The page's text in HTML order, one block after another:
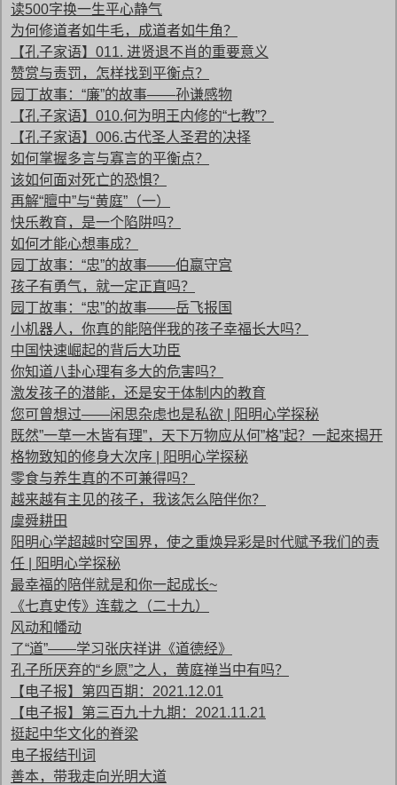
读500字换一生平心静气
为何修道者如牛毛，成道者如牛角？
【孔子家语】011. 进贤退不肖的重要意义
赞赏与责罚，怎样找到平衡点？
园丁故事：“廉”的故事——孙谦感物
【孔子家语】010.何为明王内修的“七教”？
【孔子家语】006.古代圣人圣君的决择
如何掌握多言与寡言的平衡点？
该如何面对死亡的恐惧？
再解“膻中”与“黄庭”（一）
快乐教育，是一个陷阱吗？
如何才能心想事成？
园丁故事：“忠”的故事——伯嬴守宫
孩子有勇气，就一定正直吗？
园丁故事：“忠”的故事——岳飞报国
小机器人，你真的能陪伴我的孩子幸福长大吗？
中国快速崛起的背后大功臣
你知道八卦心理有多大的危害吗？
激发孩子的潜能，还是安于体制内的教育
您可曾想过——闲思杂虑也是私欲 | 阳明心学探秘
既然”一草一木皆有理”，天下万物应从何”格”起？一起來揭开
格物致知的修身大次序 | 阳明心学探秘
零食与养生真的不可兼得吗？
越来越有主见的孩子，我该怎么陪伴你？
虞舜耕田
阳明心学超越时空国界，使之重焕异彩是时代赋予我们的责
任 | 阳明心学探秘
最幸福的陪伴就是和你一起成长~
《七真史传》连载之（二十九）
风动和幡动
了“道”——学习张庆祥讲《道德经》
孔子所厌弃的“乡愿”之人，黄庭禅当中有吗？
【电子报】第四百期：2021.12.01
【电子报】第三百九十九期：2021.11.21
挺起中华文化的脊梁
电子报结刊词
善本，带我走向光明大道